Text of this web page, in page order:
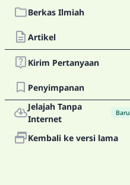
Berkas Ilmiah
Artikel
Kirim Pertanyaan
Penyimpanan
Jelajah Tanpa
Internet
Baru
Kembali ke versi lama